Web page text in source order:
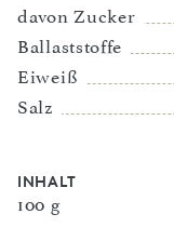
davon Zucker
Ballaststoffe
Eiweiß
Salz
INHALT
100 g